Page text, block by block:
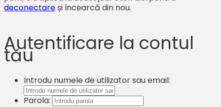
deconectare și încearcă din nou.
Autentificare la contul
tău
Introdu numele de utilizator sau email:
Parola: